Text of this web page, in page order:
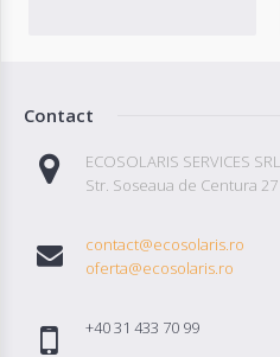
Contact
ECOSOLARIS SERVICES SRL
Str. Soseaua de Centura
contact@ecosolaris.ro
oferta@ecosolaris.ro
+40 31 433 70 99